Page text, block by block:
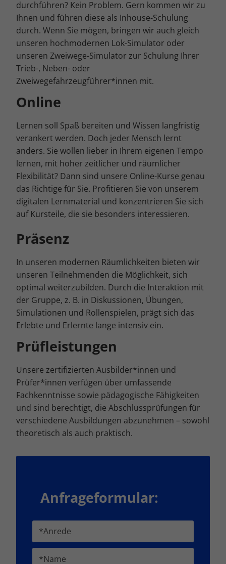
durchführen? Kein Problem. Gern kommen wir zu
Ihnen und führen diese als Inhouse-Schulung
durch. Wenn Sie mögen, bringen wir auch gleich
unseren hochmodernen Lok-Simulator oder
unseren Zweiwege-Simulator zur Schulung Ihrer
Trieb-, Neben- oder
Zweiwegefahrzeugführer*innen mit.
Online
Lernen soll Spaß bereiten und Wissen langfristig
verankert werden. Doch jeder Mensch lernt
anders. Sie wollen lieber in Ihrem eigenen Tempo
lernen, mit hoher zeitlicher und räumlicher
Flexibilität? Dann sind unsere Online-Kurse genau
das Richtige für Sie. Profitieren Sie von unserem
digitalen Lernmaterial und konzentrieren Sie sich
auf Kursteile, die sie besonders interessieren.
Präsenz
In unseren modernen Räumlichkeiten bieten wir
unseren Teilnehmenden die Möglichkeit, sich
optimal weiterzubilden. Durch die Interaktion mit
der Gruppe, z. B. in Diskussionen, Übungen,
Simulationen und Rollenspielen, prägt sich das
Erlebte und Erlernte lange intensiv ein.
Prüfleistungen
Unsere zertifizierten Ausbilder*innen und
Prüfer*innen verfügen über umfassende
Fachkenntnisse sowie pädagogische Fähigkeiten
und sind berechtigt, die Abschlussprüfungen für
verschiedene Ausbildungen abzunehmen – sowohl
theoretisch als auch praktisch.
Anfrageformular:
Cookie-Informationen anzeigen
Marketing (4)
Marketing-Cookies werden von Drittanbietern oder Publishern
sie Besucher über Websites hinweg verfolgen.
Cookie-Informationen anzeigen
Externe Medien (5)
werden, bedarf der Zugriff auf diese Inhalte keiner manuellen
Einwilligung mehr.
Cookie-Informationen anzeigen
Datenschutzerklärung